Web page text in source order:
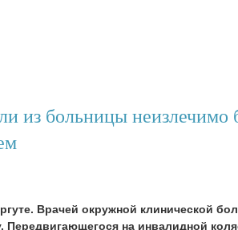
из больницы неизлечимо
Врачей окружной клинической
на инвалидной